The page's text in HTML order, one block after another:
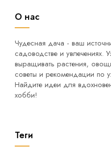
О нас
Чудесная дача - ваш
садоводстве и увлечениях.
выращивать растения,
советы и рекомендации по
Найдите идеи для
хобби!
Теги